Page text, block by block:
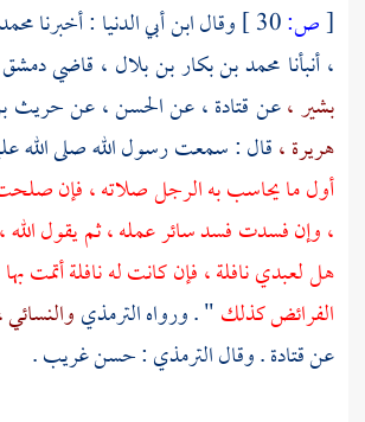
[ص: وقالابن أبي الدنيا : أخبرنا
،أنبأنا محمد بن بكار بن بلال ، قاضي
بشير ،عنقتادة ،عنالحسن ،عنحريث
هريرة ،قال : سمعت رسول الله صلى الله
أول ما يحاسب به الرجل صلاته ، فإن
، وإن فسدت فسد سائر عمله ، ثم يقول
هل لعبدي نافلة ، فإن كانت له نافلة أتمت
الفرائض كذلك" . ورواهالترمذي
عنقتادة. وقالالترمذي: حسن غريب .